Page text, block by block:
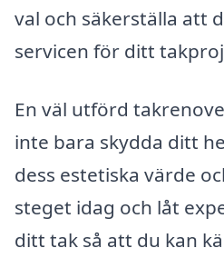
val och säkerställa att
servicen för ditt
En väl utförd
inte bara skydda ditt
dess estetiska värde
steget idag och låt
ditt tak så att du kan